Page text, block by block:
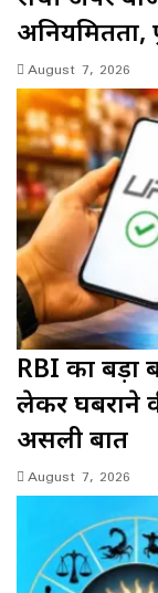
अनियमितता,
August 7, 2026
RBI का बड़ा
लेकर घबराने
असली बात
August 7, 2026